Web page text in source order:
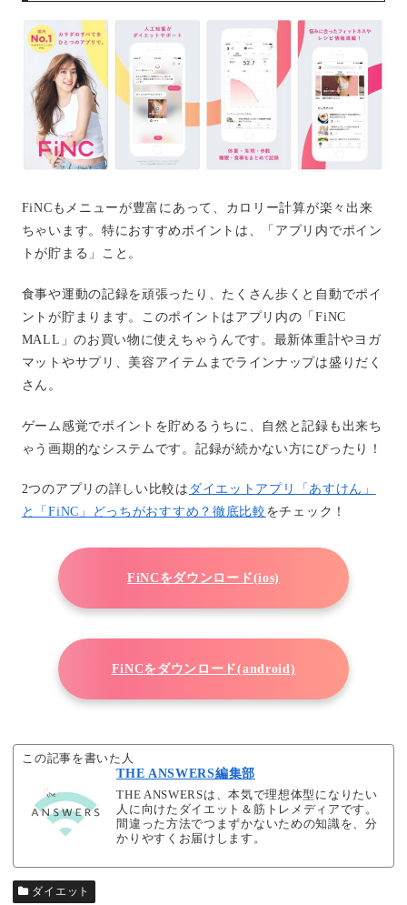
FiNCもメニューが豊富にあって、カロリー計算が楽々出来
ちゃいます。特におすすめポイントは、「アプリ内でポイン
トが貯まる」こと。
食事や運動の記録を頑張ったり、たくさん歩くと自動でポイ
ントが貯まります。このポイントはアプリ内の「FiNC
MALL」のお買い物に使えちゃうんです。最新体重計やヨガ
マットやサプリ、美容アイテムまでラインナップは盛りだく
さん。
ゲーム感覚でポイントを貯めるうちに、自然と記録も出来ち
ゃう画期的なシステムです。記録が続かない方にぴったり！
2つのアプリの詳しい比較は ダイエットアプリ「あすけん」
と「FiNC」どっちがおすすめ？徹底比較 をチェック！
FiNCをダウンロード(ios)
FiNCをダウンロード(android)
この記事を書いた人
THE ANSWERS編集部
THE ANSWERSは、本気で理想体型になりたい
人に向けたダイエット＆筋トレメディアです。
間違った方法でつまずかないための知識を、分
かりやすくお届けします。
ダイエット